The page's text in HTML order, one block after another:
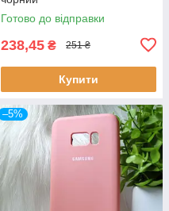
Готово до відправки
238,45 ₴ 251 ₴
Купити
–5%